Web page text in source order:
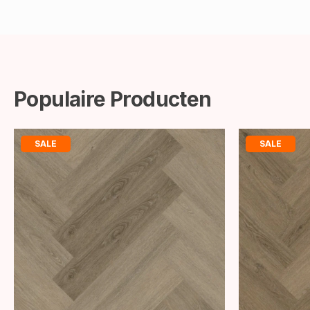
Populaire Producten
SALE SALE